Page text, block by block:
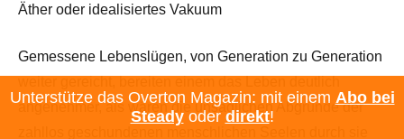
Äther oder idealisiertes Vakuum
Gemessene Lebenslügen, von Generation zu Generation
angenehmer, als wären die unsäglichen Abgründe der
Unterstütze das Overton Magazin: mit einem Abo bei
Steadyoder direkt!